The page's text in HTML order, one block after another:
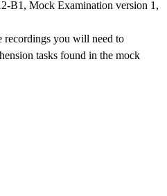
B1, Mock Examination version 1,
recordings you will need to
tasks found in the mock